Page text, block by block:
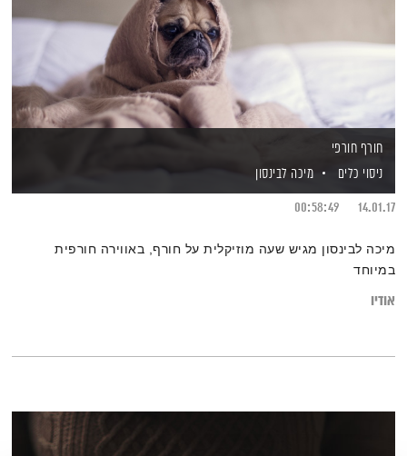
חורף חורפי
ניסוי כלים
מיכה לבינסון
14.01.17
00:58:49
מיכה לבינסון מגיש שעה מוזיקלית על חורף, באווירה חורפית
במיוחד
אודיו